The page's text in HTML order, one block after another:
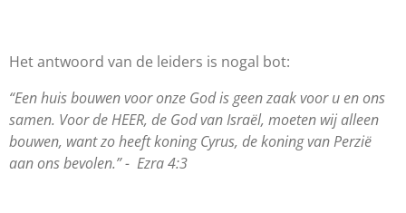
Het antwoord van de leiders is nogal bot:
“Een huis bouwen voor onze God is geen zaak voor u en ons
samen. Voor de HEER, de God van Israël, moeten wij alleen
bouwen, want zo heeft koning Cyrus, de koning van Perzië
aan ons bevolen.” - Ezra 4:3